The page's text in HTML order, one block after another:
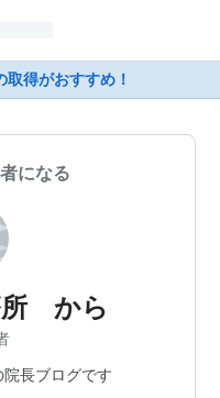
得がおすすめ！
になる
所 から
長ブログです